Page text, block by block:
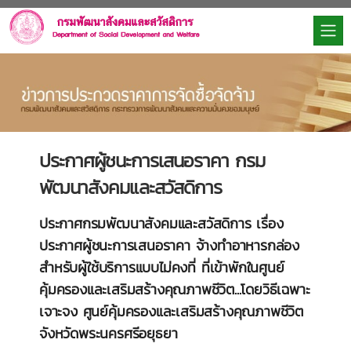
ประกาศผู้ชนะการเสนอราคา กรม
พัฒนาสังคมและสวัสดิการ
ประกาศกรมพัฒนาสังคมและสวัสดิการ เรื่อง
ประกาศผู้ชนะการเสนอราคา จ้างทำอาหารกล่อง
สำหรับผู้ใช้บริการแบบไม่คงที่ ที่เข้าพักในศูนย์
คุ้มครองและเสริมสร้างคุณภาพชีวิต...โดยวิธีเฉพาะ
เจาะจง ศูนย์คุ้มครองและเสริมสร้างคุณภาพชีวิต
จังหวัดพระนครศรีอยุธยา